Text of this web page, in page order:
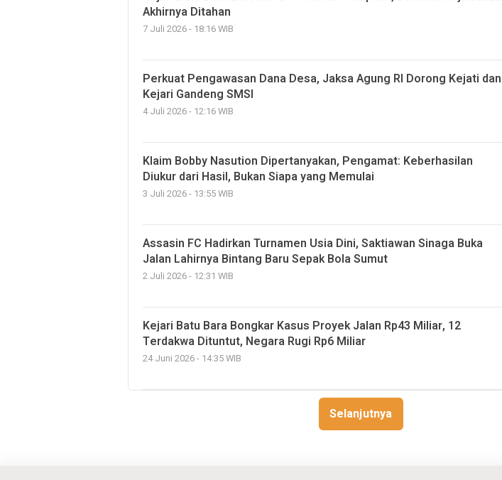
Akhirnya Ditahan
7 Juli 2026 - 18:16 WIB
Perkuat Pengawasan Dana Desa, Jaksa Agung RI Dorong Kejati dan
Kejari Gandeng SMSI
4 Juli 2026 - 12:16 WIB
Klaim Bobby Nasution Dipertanyakan, Pengamat: Keberhasilan
Diukur dari Hasil, Bukan Siapa yang Memulai
3 Juli 2026 - 13:55 WIB
Assasin FC Hadirkan Turnamen Usia Dini, Saktiawan Sinaga Buka
Jalan Lahirnya Bintang Baru Sepak Bola Sumut
2 Juli 2026 - 12:31 WIB
Kejari Batu Bara Bongkar Kasus Proyek Jalan Rp43 Miliar, 12
Terdakwa Dituntut, Negara Rugi Rp6 Miliar
24 Juni 2026 - 14:35 WIB
Selanjutnya